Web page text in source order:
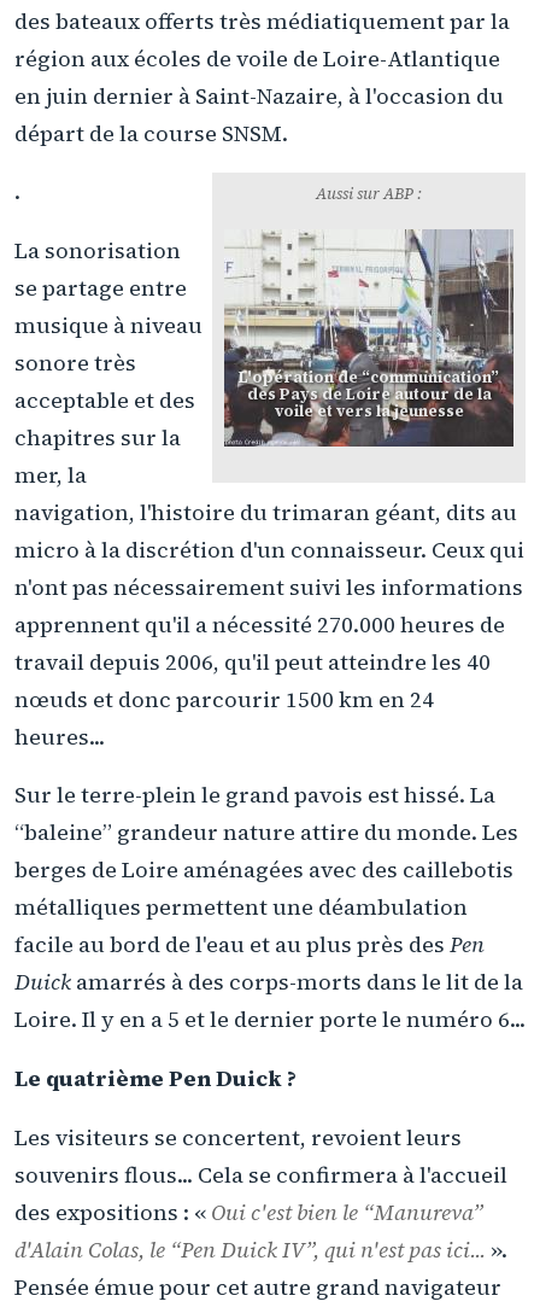
des bateaux offerts très médiatiquement par la
région aux écoles de voile de Loire-Atlantique
en juin dernier à Saint-Nazaire, à l'occasion du
départ de la course SNSM.
Aussi sur ABP :
L'opération de “communication”
des Pays de Loire autour de la
voile et vers la jeunesse
.
La sonorisation
se partage entre
musique à niveau
sonore très
acceptable et des
chapitres sur la
mer, la
navigation, l'histoire du trimaran géant, dits au
micro à la discrétion d'un connaisseur. Ceux qui
n'ont pas nécessairement suivi les informations
apprennent qu'il a nécessité 270.000 heures de
travail depuis 2006, qu'il peut atteindre les 40
nœuds et donc parcourir 1500 km en 24
heures...
Sur le terre-plein le grand pavois est hissé. La
“baleine” grandeur nature attire du monde. Les
berges de Loire aménagées avec des caillebotis
métalliques permettent une déambulation
facile au bord de l'eau et au plus près des Pen
Duick amarrés à des corps-morts dans le lit de la
Loire. Il y en a 5 et le dernier porte le numéro 6...
Le quatrième Pen Duick ?
Les visiteurs se concertent, revoient leurs
souvenirs flous... Cela se confirmera à l'accueil
des expositions : « Oui c'est bien le “Manureva”
d'Alain Colas, le “Pen Duick IV”, qui n'est pas ici... ».
Pensée émue pour cet autre grand navigateur